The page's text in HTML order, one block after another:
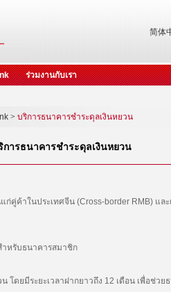
简体
ร่วมงานกับเรา
> บริการธนาคารชำระดุลเงินหยวน
การธนาคารชำระดุลเงินหยวน
ก่คู่ค้าในประเทศจีน (Cross-border RMB) แล
ำหรับธนาคารสมาชิก
โดยมีระยะเวลาฝากยาวถึง 12 เดือน เพื่อช่ว